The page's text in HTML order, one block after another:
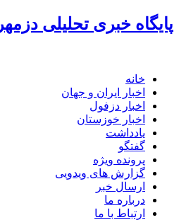
پرش
به
پایگاه خبری تحلیلی دزمهر
خانه
اخبار ایران و جهان
اخبار دزفول
اخبار خوزستان
یادداشت
گفتگو
پرونده ویژه
گزارش های ویدویی
ارسال خبر
درباره ما
ارتباط با ما